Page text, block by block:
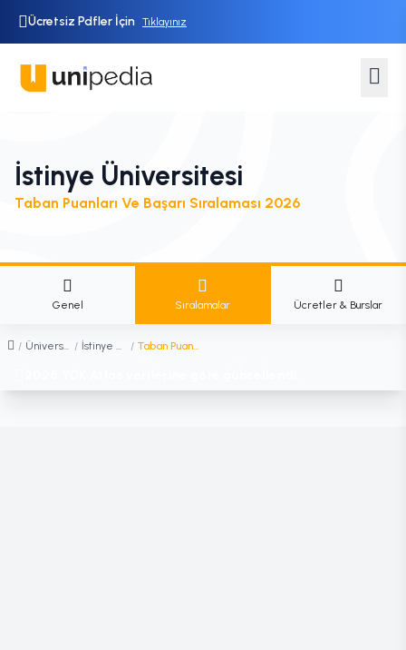
Ücretsiz Pdfler İçin Tıklayınız
İstinye Üniversitesi
Taban Puanları Ve Başarı Sıralaması 2026
Genel Sıralamalar Ücretler & Burslar
/ Üniversiteler / İstinye Üniversitesi / Taban Puanları ve Başarı Sıralaması